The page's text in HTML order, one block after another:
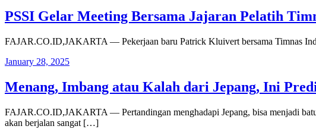
PSSI Gelar Meeting Bersama Jajaran Pelatih
FAJAR.CO.ID,JAKARTA — Pekerjaan baru Patrick Kluivert bersama Timnas
January 28, 2025
Menang, Imbang atau Kalah dari Jepang, Ini
FAJAR.CO.ID,JAKARTA — Pertandingan menghadapi Jepang, bisa menjadi
akan berjalan sangat […]